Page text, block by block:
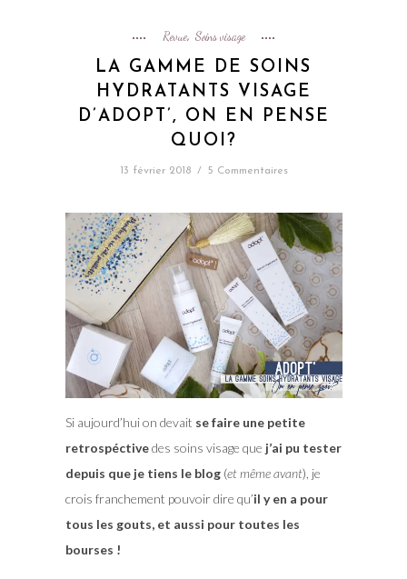
Revue, Soins visage
LA GAMME DE SOINS
HYDRATANTS VISAGE
D’ADOPT’, ON EN PENSE
QUOI?
13 février 2018 / 5 Commentaires
Si aujourd’hui on devait se faire une petite
retrospéctivedes soins visage que j’ai pu tester
depuis que je tiens le blog(et même avant), je
crois franchement pouvoir dire qu’il y en a pour
tous les gouts, et aussi pour toutes les
bourses !